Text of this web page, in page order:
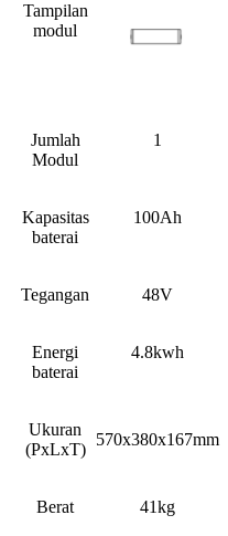
Tampilan
modul
Jumlah
Modul
1
Kapasitas
baterai
100Ah
Tegangan 48V
Energi
baterai
4.8kwh
Ukuran
(PxLxT)
570x380x167mm
Berat 41kg